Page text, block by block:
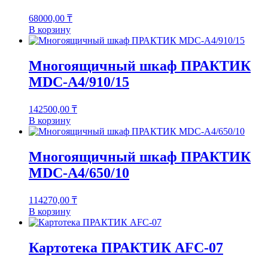
68000,00 ₸
В корзину
Многоящичный шкаф ПРАКТИК
MDC-A4/910/15
142500,00 ₸
В корзину
Многоящичный шкаф ПРАКТИК
MDC-A4/650/10
114270,00 ₸
В корзину
Картотека ПРАКТИК AFC-07